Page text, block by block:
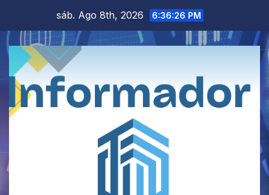
contenido
sáb. Ago 8th, 2026 6:36:26 PM